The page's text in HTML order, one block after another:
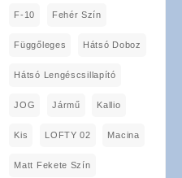
F-10 Fehér Szín
Függőleges Hátsó Doboz
Hátsó Lengéscsillapító
JOG Jármű Kallio
Kis LOFTY 02 Macina
Matt Fekete Szín